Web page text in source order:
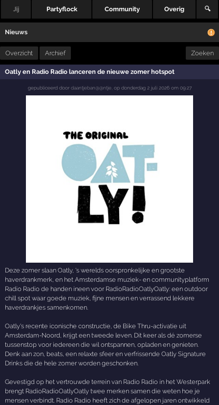
Jij Partyflock Community Overig 🔍
Nieuws
Overzicht Archief Zoeken
Oatly en Radio Radio lanceren de nieuwe zomer hotspot
gepubliceerd door daantjeban@@ntje, op donderdag 2 juli 2026 om 09:27
Deze zomer slaan Oatly, 's werelds oorspronkelijke en grootste
haverdrankmerk, en het Amsterdamse muziek- en communityplatform
Radio Radio de handen ineen voor RadioRadioOatlyOatly: een outdoor
chill spot waar goede muziek, fijne mensen en verrassend lekkere
haverdrankjes samenkomen.
Oatly's recente iconische constructie, de Bike Thru-activatie uit
Amsterdam-Noord, krijgt een tweede leven. Dit keer als dé zomerse
tussenstop voor iedereen die wil ontspannen, opladen en genieten.
Denk aan zon, beats, een relaxte sfeer en verfrissende Oatly Signature
Drinks die de hele zomer worden geschonken.
Gevestigd op het vertrouwde terrein van Radio Radio in het Westerpark
brengt RadioRadioOatlyOatly twee merken samen die weten hoe je
mensen verbindt. Radio Radio heeft zich de afgelopen jaren ontwikkeld